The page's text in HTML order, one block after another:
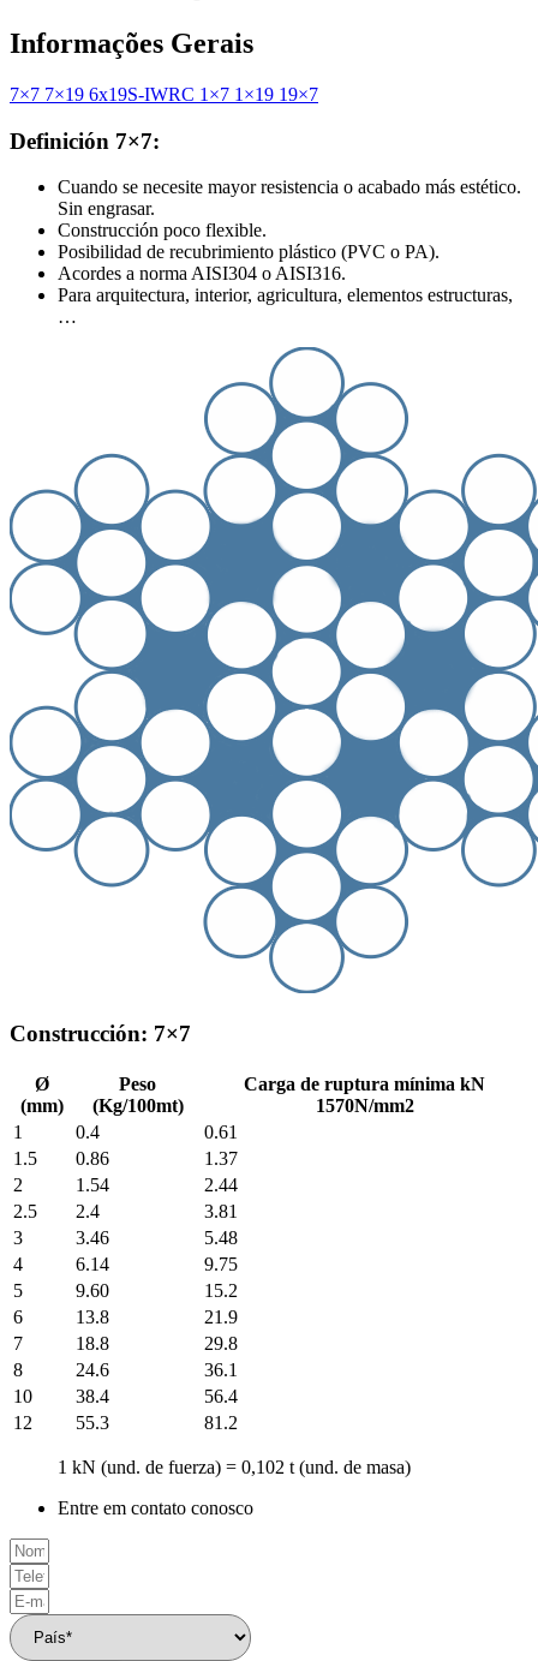
Informações Gerais
7×7 7×19 6x19S-IWRC 1×7 1×19 19×7
Definición 7×7:
Cuando se necesite mayor resistencia o acabado más estético.
Sin engrasar.
Construcción poco flexible.
Posibilidad de recubrimiento plástico (PVC o PA).
Acordes a norma AISI304 o AISI316.
Para arquitectura, interior, agricultura, elementos estructuras,
…
Construcción: 7×7
Ø
(mm)
Peso
(Kg/100mt)
Carga de ruptura mínima kN
1570N/mm2
1
0.4
0.61
1.5
0.86
1.37
2
1.54
2.44
2.5
2.4
3.81
3
3.46
5.48
4
6.14
9.75
5
9.60
15.2
6
13.8
21.9
7
18.8
29.8
8
24.6
36.1
10
38.4
56.4
12
55.3 81.2
1 kN (und. de fuerza) = 0,102 t (und. de masa)
Entre em contato conosco